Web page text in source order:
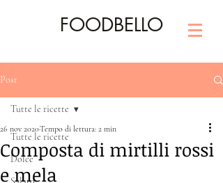
FOODBELLO
Post
Tutte le ricette
Dolce
Tutte le ricette
Composta di mirtilli rossi
e mela
26 nov 2020Tempo di lettura: 2 min